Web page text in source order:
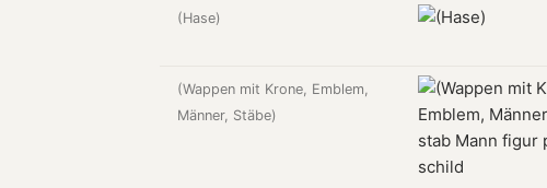
(Hase)
(Wappen mit Krone, Emblem,
Männer, Stäbe)